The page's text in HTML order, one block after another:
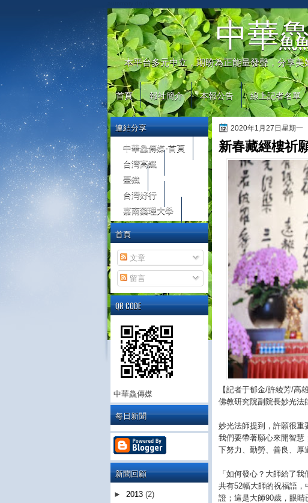
中華
本平台多元中立，期盼為正能量發聲，分享
首頁 報社簡介 本報公告 線上記者名單
2020年1月27日星期一
新春藏經樓祈
【記者于郁金/許綾芳/高
佛教研究院副院長妙光法
妙光法師提到，許願很重
我們要帶著願心來開智慧
下努力、勤勞、善良、厚
「如何發心？大師給了
共有52幅大師的祝福語
證；這是大師90歲，眼
連結分享
中華鱻傳媒-首頁
台灣高鐵
臺鐵
台灣好行
嘉南藥理大學
首頁
文章
留言
QR CODE
中華鱻傳媒
每日新聞
新聞回顧
► 2013 (2)